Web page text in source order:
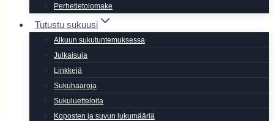
Perhetietolomake
Tutustu sukuusi
Alkuun sukutuntemuksessa
Julkaisuja
Linkkejä
Sukuhaaroja
Sukuluetteloita
Koposten ja suvun lukumääriä